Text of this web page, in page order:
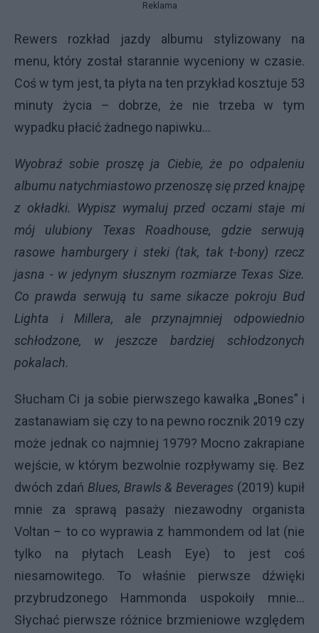
Reklama
Rewers rozkład jazdy albumu stylizowany na
menu, który został starannie wyceniony w czasie.
Coś w tym jest, ta płyta na ten przykład kosztuje 53
minuty życia – dobrze, że nie trzeba w tym
wypadku płacić żadnego napiwku…
Wyobraź sobie proszę ja Ciebie, że po odpaleniu
albumu natychmiastowo przenoszę się przed knajpę
z okładki. Wypisz wymaluj przed oczami staje mi
mój ulubiony Texas Roadhouse, gdzie serwują
rasowe hamburgery i steki (tak, tak t-bony) rzecz
jasna - w jedynym słusznym rozmiarze Texas Size.
Co prawda serwują tu same sikacze pokroju Bud
Lighta i Millera, ale przynajmniej odpowiednio
schłodzone, w jeszcze bardziej schłodzonych
pokalach.
Słucham Ci ja sobie pierwszego kawałka „Bones” i
zastanawiam się czy to na pewno rocznik 2019 czy
może jednak co najmniej 1979? Mocno zakrapiane
wejście, w którym bezwolnie rozpływamy się. Bez
dwóch zdań Blues, Brawls & Beverages (2019) kupił
mnie za sprawą pasaży niezawodny organista
Voltan – to co wyprawia z hammondem od lat (nie
tylko na płytach Leash Eye) to jest coś
niesamowitego. To właśnie pierwsze dźwięki
przybrudzonego Hammonda uspokoiły mnie…
Słychać pierwsze różnice brzmieniowe względem